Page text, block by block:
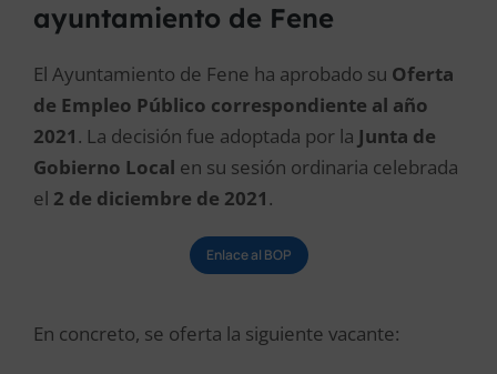
ayuntamiento de Fene
El Ayuntamiento de Fene ha aprobado su Oferta
de Empleo Público correspondiente al año
2021. La decisión fue adoptada por la Junta de
Gobierno Local en su sesión ordinaria celebrada
el 2 de diciembre de 2021.
Enlace al BOP
En concreto, se oferta la siguiente vacante: